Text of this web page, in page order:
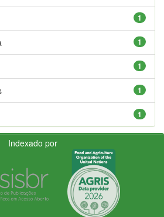
1
1
1
1
1
Indexado por